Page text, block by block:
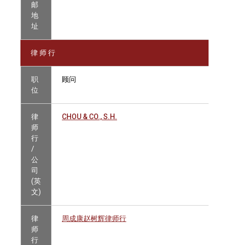
邮
地
址
律 师 行
职
位
顾问
律
师
行
/
公
司
(英
文)
CHOU & CO., S.H.
律
师
行
周成康赵树辉律师行